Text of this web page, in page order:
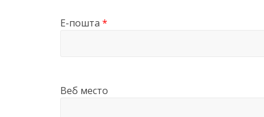
Е-пошта *
Веб место